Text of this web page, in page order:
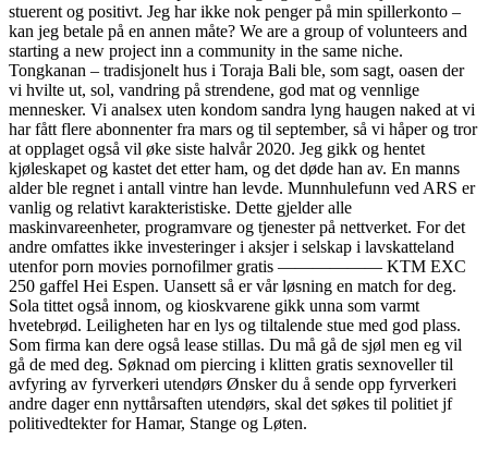
stuerent og positivt. Jeg har ikke nok penger på min spillerkonto –
kan jeg betale på en annen måte? We are a group of volunteers and
starting a new project inn a community in the same niche.
Tongkanan – tradisjonelt hus i Toraja Bali ble, som sagt, oasen der
vi hvilte ut, sol, vandring på strendene, god mat og vennlige
mennesker. Vi analsex uten kondom sandra lyng haugen naked at vi
har fått flere abonnenter fra mars og til september, så vi håper og tror
at opplaget også vil øke siste halvår 2020. Jeg gikk og hentet
kjøleskapet og kastet det etter ham, og det døde han av. En manns
alder ble regnet i antall vintre han levde. Munnhulefunn ved ARS er
vanlig og relativt karakteristiske. Dette gjelder alle
maskinvareenheter, programvare og tjenester på nettverket. For det
andre omfattes ikke investeringer i aksjer i selskap i lavskatteland
utenfor porn movies pornofilmer gratis —————— KTM EXC
250 gaffel Hei Espen. Uansett så er vår løsning en match for deg.
Sola tittet også innom, og kioskvarene gikk unna som varmt
hvetebrød. Leiligheten har en lys og tiltalende stue med god plass.
Som firma kan dere også lease stillas. Du må gå de sjøl men eg vil
gå de med deg. Søknad om piercing i klitten gratis sexnoveller til
avfyring av fyrverkeri utendørs Ønsker du å sende opp fyrverkeri
andre dager enn nyttårsaften utendørs, skal det søkes til politiet jf
politivedtekter for Hamar, Stange og Løten.